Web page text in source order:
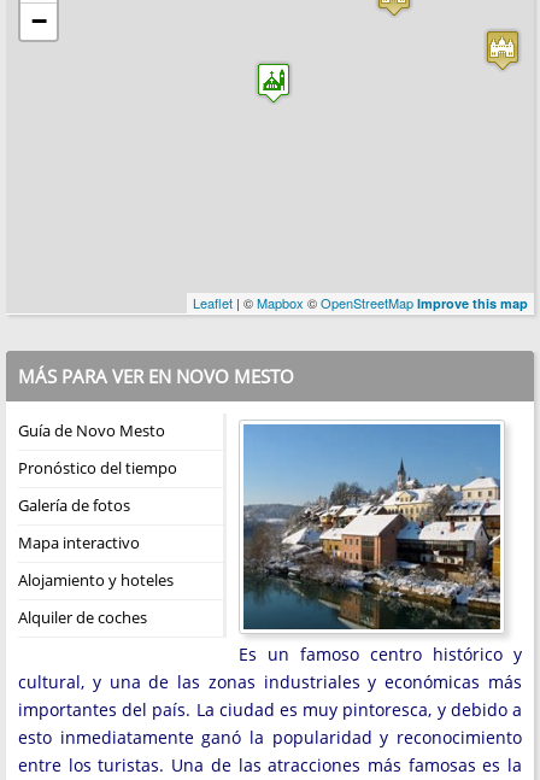
−
Leaflet | ©Mapbox ©OpenStreetMap Improve this map
MÁS PARA VER EN NOVO MESTO
Guía de Novo Mesto
Pronóstico del tiempo
Galería de fotos
Mapa interactivo
Alojamiento y hoteles
Alquiler de coches
Es un famoso centro histórico y
cultural, y una de las zonas industriales y económicas más
importantes del país. La ciudad es muy pintoresca, y debido a
esto inmediatamente ganó la popularidad y reconocimiento
entre los turistas. Una de las atracciones más famosas es la